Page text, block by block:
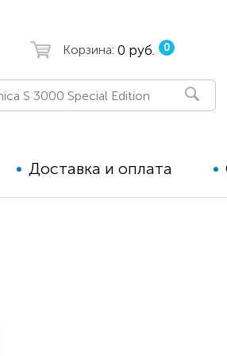
Корзина: 0 руб. 0
Доставка и оплата